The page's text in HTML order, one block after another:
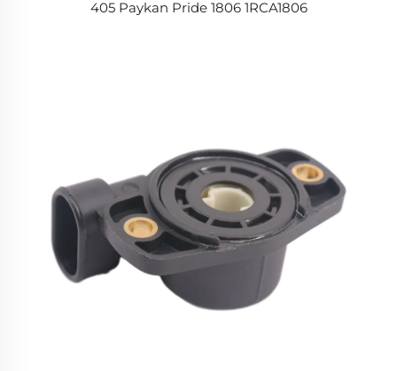
405 Paykan Pride 1806 1RCA1806